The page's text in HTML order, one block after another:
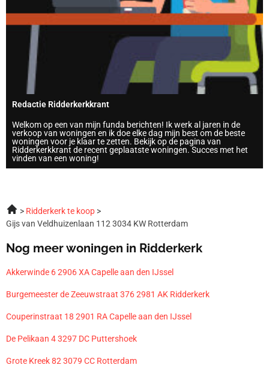
Redactie Ridderkerkkrant
Welkom op een van mijn funda berichten! Ik werk al jaren in de
verkoop van woningen en ik doe elke dag mijn best om de beste
woningen voor je klaar te zetten. Bekijk op de pagina van
Ridderkerkkrant de recent geplaatste woningen. Succes met het
vinden van een woning!
Ridderkerk te koop
Gijs van Veldhuizenlaan 112 3034 KW Rotterdam
Nog meer woningen in Ridderkerk
Akkerwinde 6 2906 XA Capelle aan den IJssel
Burgemeester de Zeeuwstraat 376 2981 AK Ridderkerk
Couperinstraat 18 2901 RA Capelle aan den IJssel
De Pelikaan 4 3297 DC Puttershoek
Grote Kreek 82 3079 CC Rotterdam